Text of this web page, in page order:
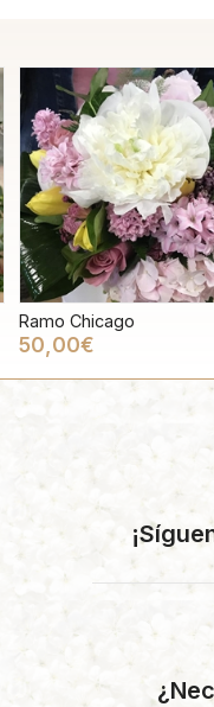
Ramo Chicago
50,00€